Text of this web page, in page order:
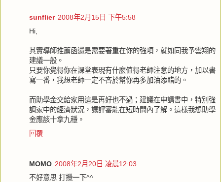
sunflier 2008年2月15日 下午5:58
Hi,
其實導師推薦函還是需要著重在你的強項，就如同我予雲翔的
建議一般。
只要你覺得你在課堂表現有什麼值得老師注意的地方，加以書
寫一番，我想老師一定不吝於幫你再多加油添醋的。
而助學金交給家用這是再好也不過；建議在申請書中，特別強
調家中的經濟狀況，讓評審能在短時間內了解。這樣我想助學
金應該十拿九穩。
回覆
MOMO 2008年2月20日 凌晨12:03
不好意思 打攪一下^^